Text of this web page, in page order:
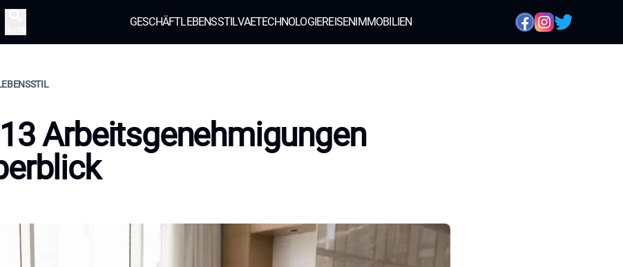
GESCHÄFTLEBENSSTILVAETECHNOLOGIEREISENIMMOBILIEN
Arbeitsgenehmigungen